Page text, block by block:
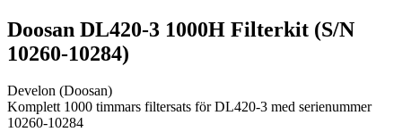
Doosan DL420-3 1000H Filterkit (S/N
10260-10284)
Develon (Doosan)
Komplett 1000 timmars filtersats för DL420-3 med serienummer
10260-10284